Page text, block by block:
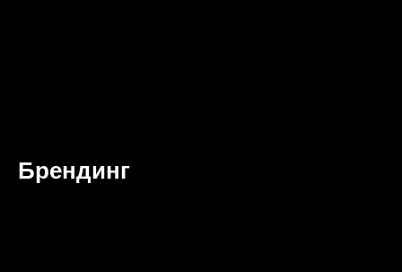
Брендинг